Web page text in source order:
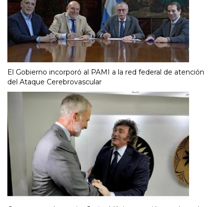
El Gobierno incorporó al PAMI a la red federal de atención
del Ataque Cerebrovascular